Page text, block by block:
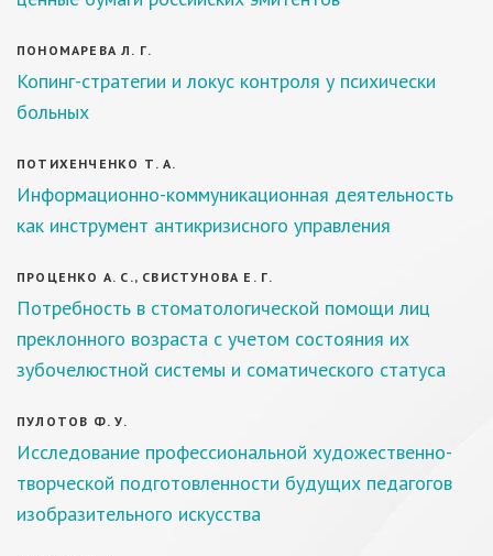
ПОНОМАРЕВА Л. Г.
Копинг-стратегии и локус контроля у психически
больных
ПОТИХЕНЧЕНКО Т. А.
Информационно-коммуникационная деятельность
как инструмент антикризисного управления
ПРОЦЕНКО А. С., СВИСТУНОВА Е. Г.
Потребность в стоматологической помощи лиц
преклонного возраста с учетом состояния их
зубочелюстной системы и соматического статуса
ПУЛОТОВ Ф. У.
Исследование профессиональной художественно-
творческой подготовленности будущих педагогов
изобразительного искусства